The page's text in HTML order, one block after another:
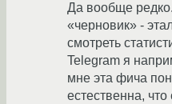
Да вообще
«черновик» -
смотреть
Telegram я
мне эта фича
естественна,